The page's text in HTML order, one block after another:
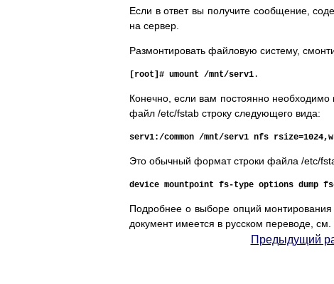
Если в ответ вы получите сообщение,
на сервер.
Размонтировать файловую систему,
[root]# umount /mnt/serv1.
Конечно, если вам постоянно необходимо
файл /etc/fstab строку следующего вида:
serv1:/common /mnt/serv1 nfs
Это обычный формат строки файла /etc/
device mountpoint fs-type options dump
Подробнее о выборе опций
документ имеется в русском переводе, см.
Предыдущий